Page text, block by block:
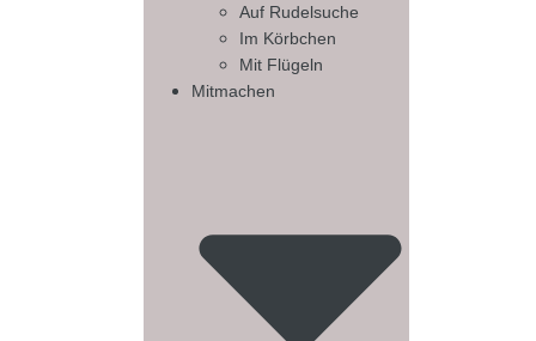
Auf Rudelsuche
Im Körbchen
Mit Flügeln
Mitmachen